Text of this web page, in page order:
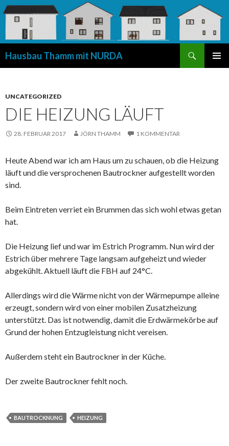
Hausbau Thamm mit NURDA
UNCATEGORIZED
DIE HEIZUNG LÄUFT
28. FEBRUAR 2017 JÖRN THAMM 1 KOMMENTAR
Heute Abend war ich am Haus um zu schauen, ob die Heizung
läuft und die versprochenen Bautrockner aufgestellt worden
sind.
Beim Eintreten verriet ein Brummen das sich wohl etwas getan
hat.
Die Heizung lief und war im Estrich Programm. Nun wird der
Estrich über mehrere Tage langsam aufgeheizt und wieder
abgekühlt. Aktuell läuft die FBH auf 24°C.
Allerdings wird die Wärme nicht von der Wärmepumpe alleine
erzeugt, sondern wird von einer mobilen Zusatzheizung
unterstützt. Das ist notwendig, damit die Erdwärmekörbe auf
Grund der hohen Entzugleistung nicht vereisen.
Außerdem steht ein Bautrockner in der Küche.
Der zweite Bautrockner fehlt noch.
BAUTROCKNUNG HEIZUNG